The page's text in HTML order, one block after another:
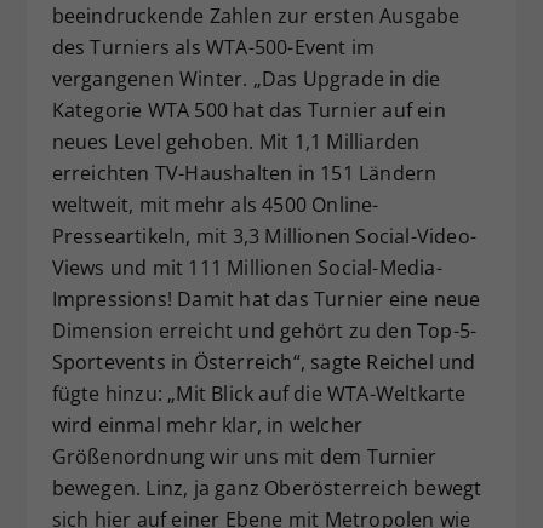
beeindruckende Zahlen zur ersten Ausgabe
des Turniers als WTA-500-Event im
vergangenen Winter. „Das Upgrade in die
Kategorie WTA 500 hat das Turnier auf ein
neues Level gehoben. Mit 1,1 Milliarden
erreichten TV-Haushalten in 151 Ländern
weltweit, mit mehr als 4500 Online-
Presseartikeln, mit 3,3 Millionen Social-Video-
Views und mit 111 Millionen Social-Media-
Impressions! Damit hat das Turnier eine neue
Dimension erreicht und gehört zu den Top-5-
Sportevents in Österreich“, sagte Reichel und
fügte hinzu: „Mit Blick auf die WTA-Weltkarte
wird einmal mehr klar, in welcher
Größenordnung wir uns mit dem Turnier
bewegen. Linz, ja ganz Oberösterreich bewegt
sich hier auf einer Ebene mit Metropolen wie